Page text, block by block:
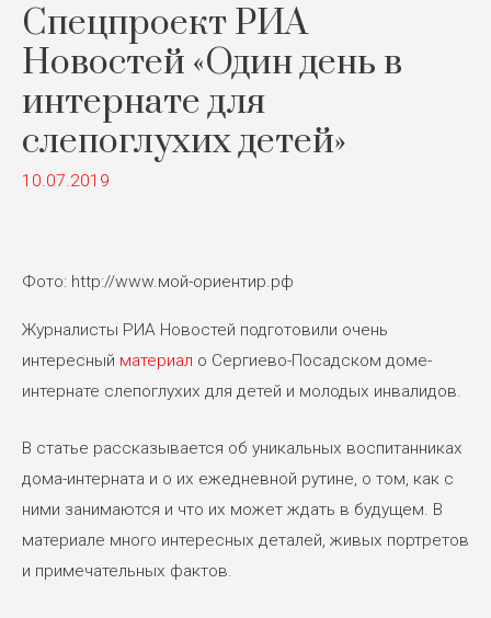
Спецпроект РИА
Новостей «Один день в
интернате для
слепоглухих детей»
10.07.2019
Фото: http://www.мой-ориентир.рф
Журналисты РИА Новостей подготовили очень
интересный материал о Сергиево-Посадском доме-
интернате слепоглухих для детей и молодых инвалидов.
В статье рассказывается об уникальных воспитанниках
дома-интерната и о их ежедневной рутине, о том, как с
ними занимаются и что их может ждать в будущем. В
материале много интересных деталей, живых портретов
и примечательных фактов.